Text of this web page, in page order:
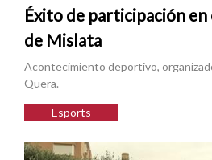
Éxito de participación
de Mislata
Acontecimiento deportivo,
Quera.
Esports